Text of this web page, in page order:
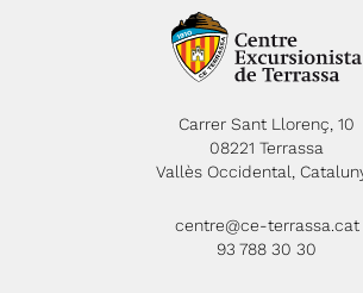
Carrer Sant Llorenç, 10
08221 Terrassa
Vallès Occidental,
centre@ce-terrassa.cat
93 788 30 30